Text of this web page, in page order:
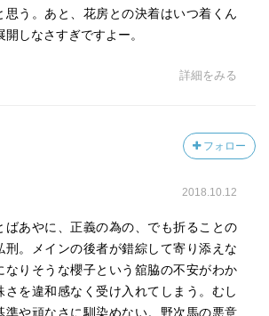
ではなく加害者側が得をするのだろ
びに、法律は人を助けてはくれない、
苦しめられ、加害者側は反省したフリ
内容のお話だと感じた。
の男性が自分の命をかけて国に訴えか
ず、彼が望んだ未来は果たしてやってく
だけでは、何も生まれないのだろう
思う。あと、花房との決着はいつ着くん
しなさすぎですよー。
詳細をみる
フォロー
2018.10.12
ばあやに、正義の為の、でも折ることの
刑。メインの後者が錯綜して寄り添えな
なりそうな櫻子という舘脇の不安がわか
さを違和感なく受け入れてしまう。むし
準や頑なさに馴染めない。野次馬の悪意